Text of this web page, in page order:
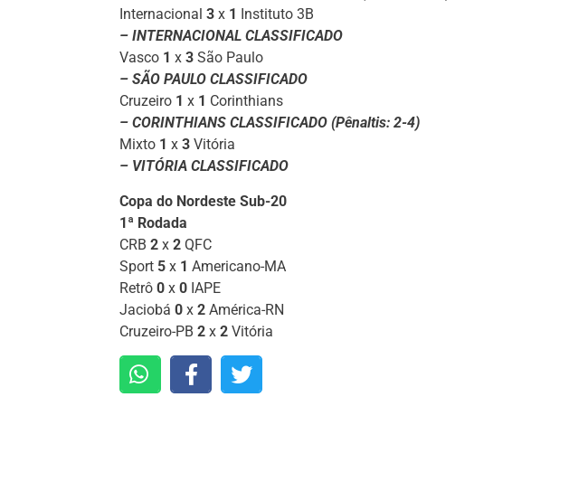
Internacional 3 x 1
Instituto 3B
– INTERNACIONAL CLASSIFICADO
Vasco 1 x 3 São Paulo
– SÃO PAULO CLASSIFICADO
Cruzeiro 1 x 1 Corinthians
– CORINTHIANS CLASSIFICADO (Pênaltis: 2-4)
Mixto 1 x 3 Vitória
– VITÓRIA CLASSIFICADO
Copa do Nordeste Sub-20
1ª Rodada
CRB 2 x 2 QFC
Sport 5 x 1 Americano-MA
Retrô 0 x 0 IAPE
Jaciobá 0 x 2 América-RN
Cruzeiro-PB 2 x 2 Vitória